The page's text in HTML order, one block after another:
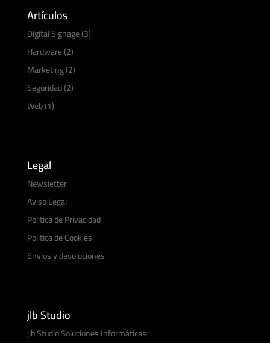
Artículos
Digital Signage(3)
Hardware(2)
Marketing(2)
Seguridad(2)
Web(1)
Legal
Newsletter
Aviso Legal
Política de Privacidad
Política de Cookies
Envíos y devoluciones
jlb Studio
jlb Studio Soluciones Informáticas